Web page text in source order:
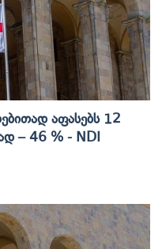
Აფასებს 12
– 46 % - NDI